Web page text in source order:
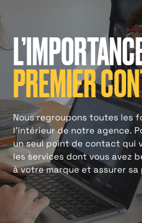
PREMIER
Nous regroupons toutes les
l’intérieur de notre agence.
un seul point de contact qui
les services dont vous avez
à votre marque et assurer sa